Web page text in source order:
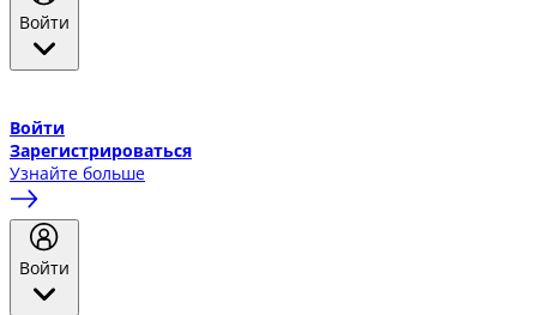
Войти
Войти
Зарегистрироваться
Узнайте больше
Войти